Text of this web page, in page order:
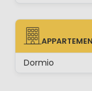
APPARTEMENT
Dormio